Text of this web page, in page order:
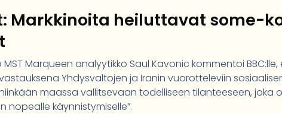
Markkinoita heiluttavat some-
Marqueen analyytikko Saul Kavonic kommentoi
Yhdysvaltojen ja Iranin vuorotteleviin
maassa vallitsevaan todelliseen tilanteeseen, joka
nopealle käynnistymiselle”.